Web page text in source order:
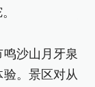
沙山月牙泉
。景区对从